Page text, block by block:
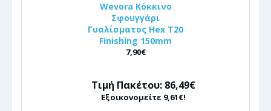
Wevora Κόκκινο
Σφουγγάρι
Γυαλίσματος Hex T20
Finishing 150mm
7,90€
Τιμή Πακέτου: 86,49€
Εξοικονομείτε 9,61€!